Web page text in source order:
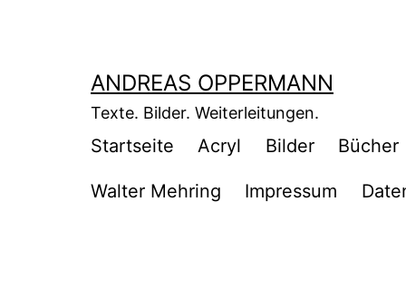
ANDREAS OPPERMANN
Texte. Bilder. Weiterleitungen.
Startseite Acryl Bilder Bücher
Walter Mehring Impressum